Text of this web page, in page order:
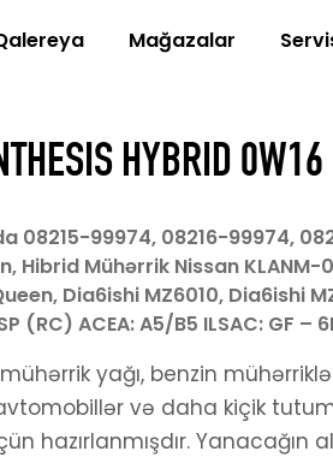
Mağazalar
HYBRID 0W16
08215-99974, 08216-99974,
Hibrid Mühərrik Nissan KLANM-
Dia6ishi MZ6010, Dia6ishi
(RC) ACEA: A5/B5 ILSAC: GF –
mühərrik yağı, benzin
və daha kiçik
hazırlanmışdır. Yanacağın